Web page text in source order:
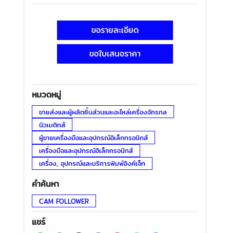
ขอรายละเอียด
ขอใบเสนอราคา
หมวดหมู่
ขายส่งและผู้ผลิตชิ้นส่วนและอะไหล่เครื่องจักรกล
นิวเมติกส์
ผู้ขายเครื่องมือและอุปกรณ์อิเล็กทรอนิกส์
เครื่องมือและอุปกรณ์อิเล็กทรอนิกส์
เครื่อง, อุปกรณ์และบริการพิมพ์อิงค์เจ็ท
คำค้นหา
CAM FOLLOWER
แชร์